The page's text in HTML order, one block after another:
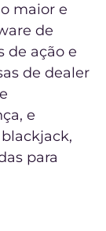
maior e
de
de ação e
de dealer
e
para